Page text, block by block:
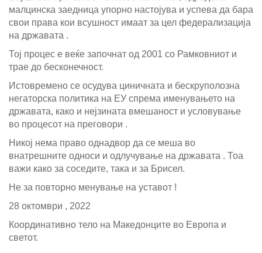
малцинска заедница упорно настојува и успева да бара
свои права кои всушност имаат за цел федерализација
на државата .
Тој процес е веќе започнат од 2001 со Рамковниот и
трае до бесконечност.
Истовремено се осудува циничната и бескруполозна
негаторска политика на ЕУ спрема именувањето на
државата, како и нејзината вмешаност и условување
во процесот на преговори .
Никој нема право однадвор да се меша во
внатрешните односи и одлучување на државата . Тоа
важи како за соседите, така и за Брисел.
Не за повторно менување на уставот !
28 октомври , 2022
Координативно тело на Македонците во Европа и
светот.